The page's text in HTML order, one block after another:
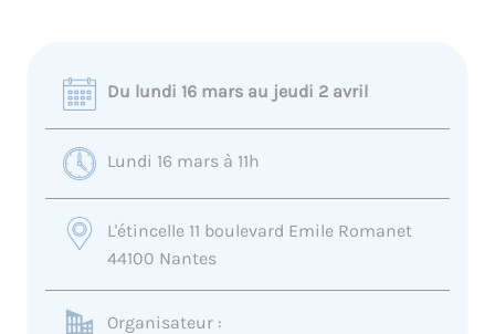
Du lundi 16 mars au jeudi 2 avril
Lundi 16 mars à 11h
L'étincelle 11 boulevard Emile Romanet
44100 Nantes
Organisateur :